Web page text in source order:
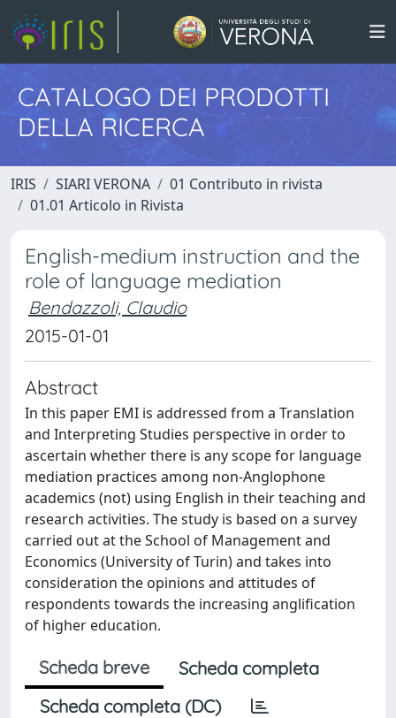
CATALOGO DEI PRODOTTI
DELLA RICERCA
IRIS SIARI VERONA
01 Contributo in rivista
01.01 Articolo in Rivista
English-medium instruction and the
role of language mediation
Bendazzoli, Claudio
2015-01-01
Abstract
In this paper EMI is addressed from a Translation
and Interpreting Studies perspective in order to
ascertain whether there is any scope for language
mediation practices among non-Anglophone
academics (not) using English in their teaching and
research activities. The study is based on a survey
carried out at the School of Management and
Economics (University of Turin) and takes into
consideration the opinions and attitudes of
respondents towards the increasing anglification
of higher education.
Scheda breve
Scheda completa
Scheda completa (DC)